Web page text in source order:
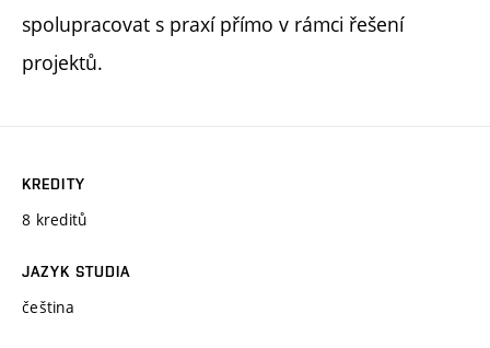
spolupracovat s praxí přímo v rámci řešení
projektů.
KREDITY
8 kreditů
JAZYK STUDIA
čeština